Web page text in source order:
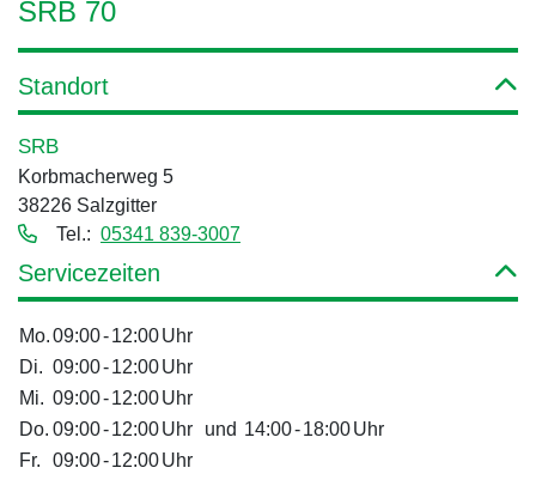
SRB 70
Standort
SRB
Korbmacherweg 5
38226 Salzgitter
Tel.: 05341 839-3007
Servicezeiten
Mo.09:00-12:00Uhr
Di. 09:00-12:00Uhr
Mi. 09:00-12:00Uhr
Do. 09:00-12:00Uhr und 14:00-18:00Uhr
Fr.
09:00-12:00Uhr